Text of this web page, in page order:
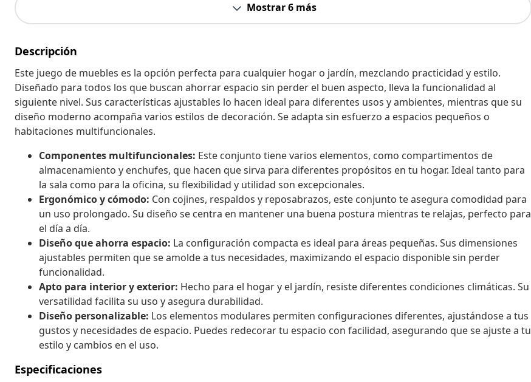
Mostrar 6 más
Descripción
Este juego de muebles es la opción perfecta para cualquier hogar o jardín, mezclando practicidad y estilo.
Diseñado para todos los que buscan ahorrar espacio sin perder el buen aspecto, lleva la funcionalidad al
siguiente nivel. Sus características ajustables lo hacen ideal para diferentes usos y ambientes, mientras que su
diseño moderno acompaña varios estilos de decoración. Se adapta sin esfuerzo a espacios pequeños o
habitaciones multifuncionales.
Componentes multifuncionales: Este conjunto tiene varios elementos, como compartimentos de
almacenamiento y enchufes, que hacen que sirva para diferentes propósitos en tu hogar. Ideal tanto para
la sala como para la oficina, su flexibilidad y utilidad son excepcionales.
Ergonómico y cómodo: Con cojines, respaldos y reposabrazos, este conjunto te asegura comodidad para
un uso prolongado. Su diseño se centra en mantener una buena postura mientras te relajas, perfecto para
el día a día.
Diseño que ahorra espacio: La configuración compacta es ideal para áreas pequeñas. Sus dimensiones
ajustables permiten que se amolde a tus necesidades, maximizando el espacio disponible sin perder
funcionalidad.
Apto para interior y exterior: Hecho para el hogar y el jardín, resiste diferentes condiciones climáticas. Su
versatilidad facilita su uso y asegura durabilidad.
Diseño personalizable: Los elementos modulares permiten configuraciones diferentes, ajustándose a tus
gustos y necesidades de espacio. Puedes redecorar tu espacio con facilidad, asegurando que se ajuste a tu
estilo y cambios en el uso.
Especificaciones